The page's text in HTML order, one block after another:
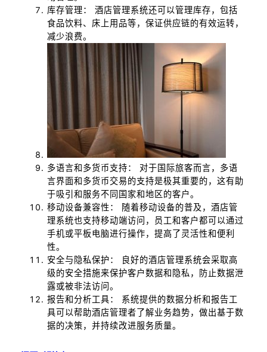
库存管理： 酒店管理系统还可以管理库存，包括
食品饮料、床上用品等，保证供应链的有效运转，
减少浪费。
多语言和多货币支持： 对于国际旅客而言，多语
言界面和多货币交易的支持是极其重要的，这有助
于吸引和服务不同国家和地区的客户。
移动设备兼容性： 随着移动设备的普及，酒店管
理系统也支持移动端访问，员工和客户都可以通过
手机或平板电脑进行操作，提高了灵活性和便利
性。
安全与隐私保护： 良好的酒店管理系统会采取高
级的安全措施来保护客户数据和隐私，防止数据泄
露或被非法访问。
报告和分析工具： 系统提供的数据分析和报告工
具可以帮助酒店管理者了解业务趋势，做出基于数
据的决策，并持续改进服务质量。